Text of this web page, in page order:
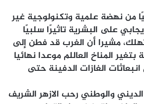
من نهضة علمية وتكنولوجية غير
على البشرية تاثيرًا سلبيًا
مشيرا أن الغرب قد فطن إلى
المناخ العاللم موعدا نهائيا
اذ يجب بحلول عام 2030 خفض انبعاثات الغازات الدفينة حتى
والوطني رحب الازهر الشريف